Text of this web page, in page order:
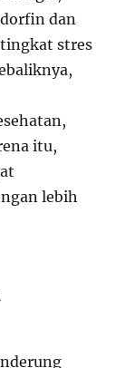
dan
stres
itu,
lebih